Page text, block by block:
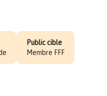
Public cible
Membre FFF